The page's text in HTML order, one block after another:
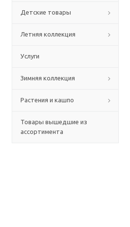
Детские товары
Летняя коллекция
Услуги
Зимняя коллекция
Растения и кашпо
Товары вышедшие из
ассортимента